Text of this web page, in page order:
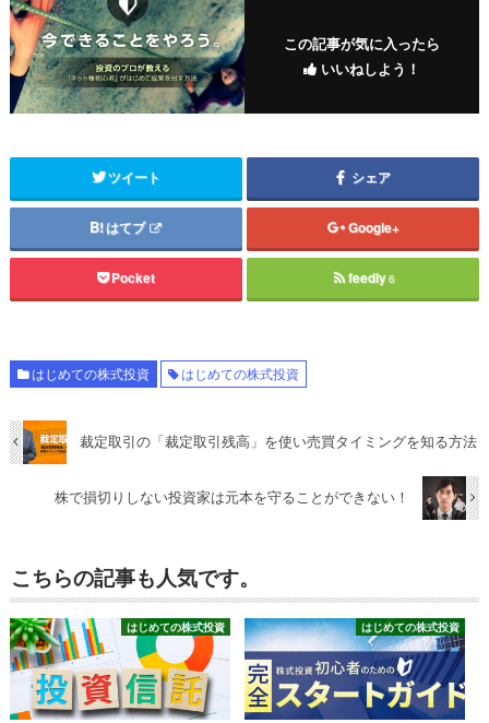
この記事が気に入ったら
いいねしよう！
ツイート シェア
はてブ Google+
Pocket feedly6
はじめての株式投資 はじめての株式投資
裁定取引の「裁定取引残高」を使い売買タイミングを知る方法
株で損切りしない投資家は元本を守ることができない！
こちらの記事も人気です。
はじめての株式投資 はじめての株式投資